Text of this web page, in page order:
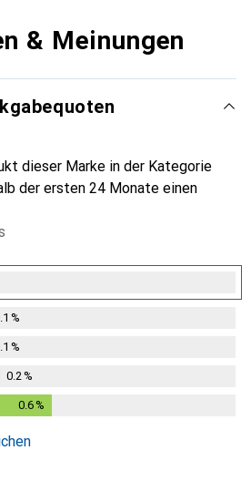
& Meinungen
dieser Marke in der Kategorie
der ersten 24 Monate einen
%
%
0.2 %
0.6 %